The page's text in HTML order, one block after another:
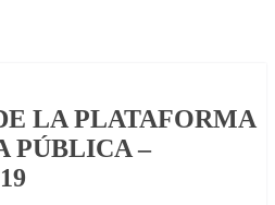
LA PLATAFORMA
PÚBLICA –